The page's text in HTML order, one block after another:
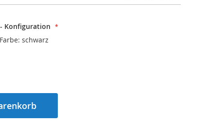
Konfiguration
schwarz